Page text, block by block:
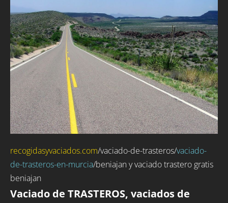
recogidasyvaciados.com/vaciado-de-trasteros/vaciado-
de-trasteros-en-murcia/beniajan y vaciado trastero gratis
beniajan
Vaciado de TRASTEROS, vaciados de